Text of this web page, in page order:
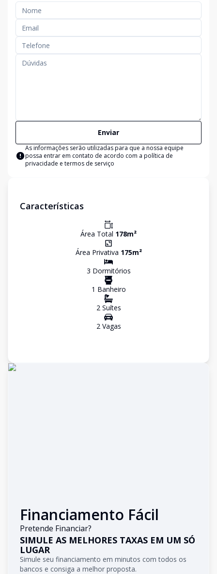
Enviar
As informações serão utilizadas para que a nossa equipe
possa entrar em contato de acordo com a política de
privacidade e termos de serviço
Características
Área Total 178m²
Área Privativa 175m²
3 Dormitórios
1 Banheiro
2Suítes
2Vagas
Financiamento Fácil
Pretende Financiar?
SIMULE AS MELHORES TAXAS EM UM SÓ
LUGAR
Simule seu financiamento em minutos com todos os
bancos e consiga a melhor proposta.